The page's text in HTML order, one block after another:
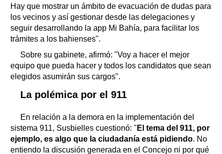
Hay que mostrar un ámbito de evacuación de dudas para
los vecinos y así gestionar desde las delegaciones y
seguir desarrollando la app Mi Bahía, para facilitar los
trámites a los bahienses".
Sobre su gabinete, afirmó: "Voy a hacer el mejor
equipo que pueda hacer y todos los candidatos que sean
elegidos asumirán sus cargos".
La polémica por el 911
En relación a la demora en la implementación del
sistema 911, Susbielles cuestionó: " El tema del 911, por
ejemplo, es algo que la ciudadanía está pidiendo. No
entiendo la discusión generada en el Concejo ni por qué